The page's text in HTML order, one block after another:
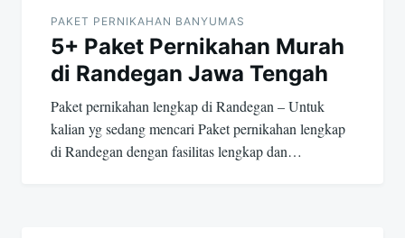
navigation
PAKET PERNIKAHAN BANYUMAS
5+ Paket Pernikahan Murah
di Randegan Jawa Tengah
Paket pernikahan lengkap di Randegan – Untuk
kalian yg sedang mencari Paket pernikahan lengkap
di Randegan dengan fasilitas lengkap dan…